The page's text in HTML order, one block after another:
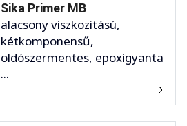
Sika Primer MB
alacsony viszkozitású,
kétkomponensű,
oldószermentes, epoxigyanta
...